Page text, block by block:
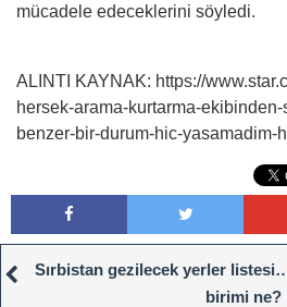
mücadele edeceklerini söyledi.
ALINTI KAYNAK: https://
hersek-arama-kurtarma-
benzer-bir-durum-hic-yasamadim-
Sırbistan gezilecek yerler
birimi ne?